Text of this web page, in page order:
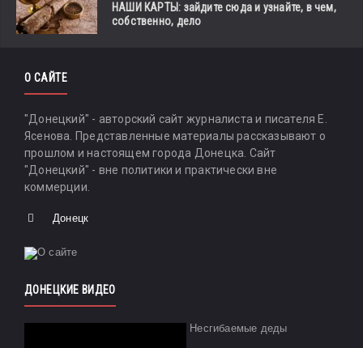
НАШИ КАРТЫ: зайдите сюда и узнайте, в чем,
собственно, дело
О САЙТЕ
"Донецкий" - авторский сайт журналиста и писателя Е.
Ясенова. Представленные материалы рассказывают о
прошлом и настоящем города Донецка. Сайт
"Донецкий" - вне политики и практически вне
коммерции.
Донецк
ДОНЕЦКИЕ ВИДЕО
Несгибаемые деды